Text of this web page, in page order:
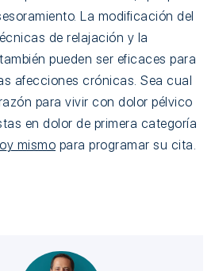
La modificación del
de relajación y la
pueden ser eficaces para
afecciones crónicas. Sea cual
para vivir con dolor pélvico
en dolor de primera categoría
mismo para programar su cita.